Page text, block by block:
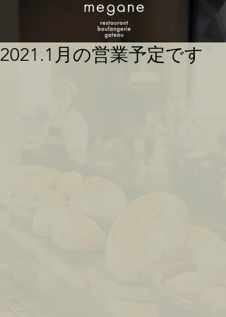
2021.1月の営業予定です